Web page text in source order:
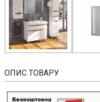
ОПИС ТОВАРУ